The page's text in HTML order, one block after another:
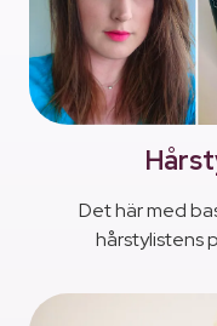
Det här med
hårstylistens